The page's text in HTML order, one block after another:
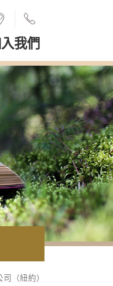
我們
（紐約）